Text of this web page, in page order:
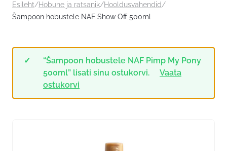
Esileht/Hobune ja ratsanik/Hooldusvahendid/
Šampoon hobustele NAF Show Off 500ml
“Šampoon hobustele NAF Pimp My Pony
500ml” lisati sinu ostukorvi.
Vaata
ostukorvi